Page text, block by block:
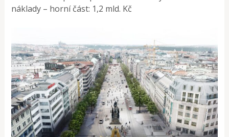
náklady – horní část: 1,2 mld. Kč